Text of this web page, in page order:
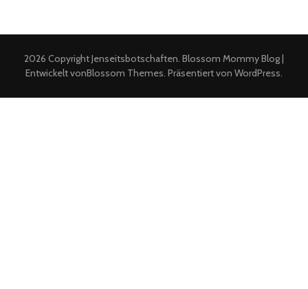
2026 CopyrightJenseitsbotschaften. Blossom Mommy Blog |
Entwickelt vonBlossom Themes. Präsentiert von WordPress.